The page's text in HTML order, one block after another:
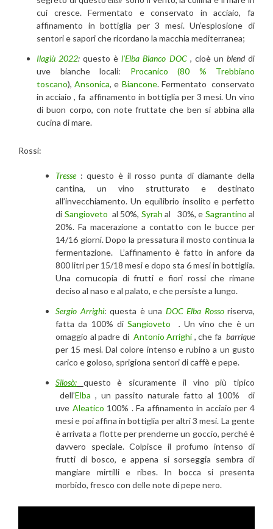
cui cresce. Fermentato e conservato in acciaio, fa
affinamento in bottiglia per 3 mesi. Un’esplosione di
sentori e sapori che ricordano la macchia mediterranea;
Ilagiù 2022:questo èl’Elba Bianco DOC, cioè un blenddi
uve bianche locali: Procanico (80 % Trebbiano
toscano),Ansonica, e Biancone. Fermentato conservato
in acciaio , fa affinamento in bottiglia per 3 mesi. Un vino
di buon corpo, con note fruttate che ben si abbina alla
cucina di mare.
Rossi:
Tresse : questo è il rosso punta di diamante della
cantina, un vino strutturato e destinato
all’invecchiamento. Un equilibrio insolito e perfetto
di Sangioveto al 50%, Syrah al 30%, e Sagrantino al
20%. Fa macerazione a contatto con le bucce per
14/16 giorni. Dopo la pressatura il mosto continua la
fermentazione. L’affinamento è fatto in anfore da
800 litri per 15/18 mesi e dopo sta 6 mesi in bottiglia.
Una cornucopia di frutti e fiori rossi che rimane
deciso al naso e al palato, e che persiste a lungo.
Sergio Arrighi: questa è una DOC Elba Rosso riserva,
fatta da 100% diSangioveto . Un vino che è un
omaggio al padre di Antonio Arrighi , che fabarrique
per 15 mesi. Dal colore intenso e rubino a un gusto
carico e goloso, sprigiona sentori di caffè e pepe.
Silosò:
questo è sicuramente il vino più tipico
dell’Elba , un passito naturale fatto al 100% di
uve Aleatico 100% . Fa affinamento in acciaio per 4
mesi e poi affina in bottiglia per altri 3 mesi. La gente
è arrivata a flotte per prenderne un goccio, perché è
davvero speciale. Colpisce il profumo intenso di
frutti di bosco, e appena si sorseggia sembra di
mangiare mirtilli e ribes. In bocca si presenta
morbido, fresco con delle note di pepe nero.